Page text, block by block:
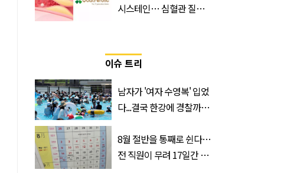
시스테인… 심혈관 질환
이슈 트리
남자가 '여자 수영복' 입었
다...결국 한강에 경찰까지
8월 절반을 통째로 쉰다…
전 직원이 무려 17일간 휴